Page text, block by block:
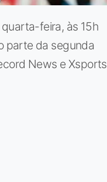
feira, às 15h
parte da segunda
News e Xsports